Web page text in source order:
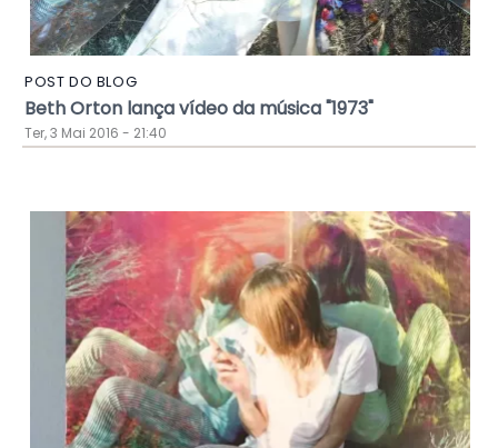
POST DO BLOG
Beth Orton lança vídeo da música "1973"
Ter, 3 Mai 2016 - 21:40